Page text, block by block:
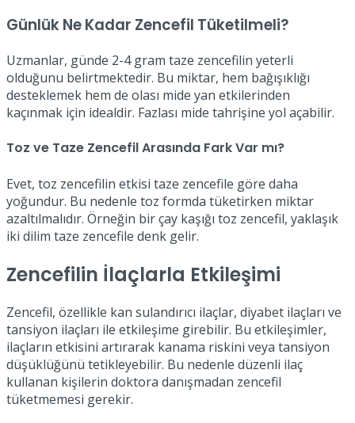
Günlük Ne Kadar Zencefil Tüketilmeli?
Uzmanlar, günde 2-4 gram taze zencefilin yeterli
olduğunu belirtmektedir. Bu miktar, hem bağışıklığı
desteklemek hem de olası mide yan etkilerinden
kaçınmak için idealdir. Fazlası mide tahrişine yol açabilir.
Toz ve Taze Zencefil Arasında Fark Var mı?
Evet, toz zencefilin etkisi taze zencefile göre daha
yoğundur. Bu nedenle toz formda tüketirken miktar
azaltılmalıdır. Örneğin bir çay kaşığı toz zencefil, yaklaşık
iki dilim taze zencefile denk gelir.
Zencefilin İlaçlarla Etkileşimi
Zencefil, özellikle kan sulandırıcı ilaçlar, diyabet ilaçları ve
tansiyon ilaçları ile etkileşime girebilir. Bu etkileşimler,
ilaçların etkisini artırarak kanama riskini veya tansiyon
düşüklüğünü tetikleyebilir. Bu nedenle düzenli ilaç
kullanan kişilerin doktora danışmadan zencefil
tüketmemesi gerekir.